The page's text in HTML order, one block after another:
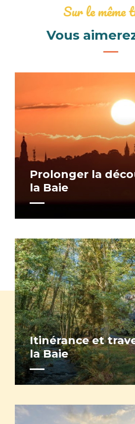
Sur le même
Vous
Prolonger la
la Baie
Itinérance et
la Baie